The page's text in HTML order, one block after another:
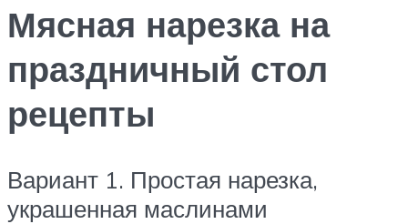
Мясная нарезка на
праздничный стол
рецепты
Вариант 1. Простая нарезка,
украшенная маслинами